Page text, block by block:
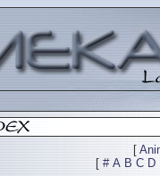
[
[ # A B C D